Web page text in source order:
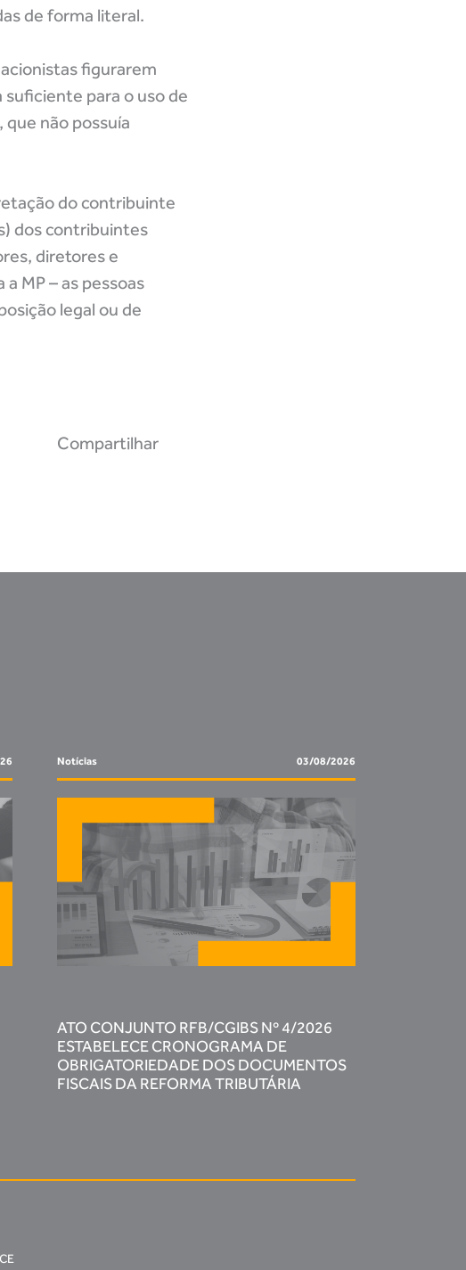
de forma literal.
figurarem
suficiente para o uso de
não possuía
do contribuinte
dos contribuintes
diretores e
MP – as pessoas
legal ou de
Compartilhar
Notícias 03/08/2026
ATO CONJUNTO RFB/CGIBS Nº 4/2026
ESTABELECE CRONOGRAMA DE
OBRIGATORIEDADE DOS DOCUMENTOS
FISCAIS DA REFORMA TRIBUTÁRIA